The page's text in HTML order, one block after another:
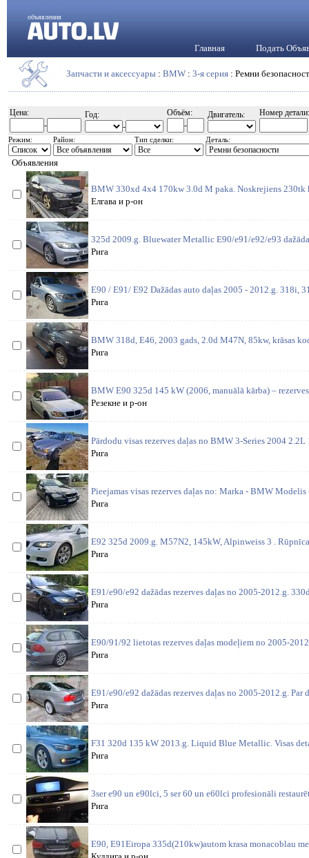
объявления
Главная Подать
Запчасти и аксессуары : BMW : 3-я серия : Ремни
Цена:
-
Год:
-
Объём:
-
Двигатель: Номер детали:
Режим: Район: Тип сделки: Деталь:
Объявления
BMW 330xd 4x4 170kw 3.0d M paka. Noskrejiens 230tk
Елгава и р-он
325d 2009.g. Bluewater Metallic E90/e91/e92/e93
Рига
E90 / E91/ E92 Dažādas auto daļas 2005 - 2012.g. 318i,
Рига
BMW 318d, E46, 2003 gads, 2.0d M47N, 85kw, krāsas
Рига
BMW E90 325d 145 kW (2006, manuālā kārba) –
Резекне и р-он
Pārdodu visas rezerves daļas no BMW 3-Series 2004
Рига
Pieejamas visas rezerves daļas no: Marka - BMW Modelis
Рига
E92 325d 2009.g. M57N2, 145kW, Alpinweiss 3 .
Рига
E91/e90/e92 dažādas rezerves daļas no 2005-2012.g.
Рига
E90/91/92 lietotas rezerves daļas modeļiem no 2005-
Рига
E91/e90/e92 dažādas rezerves daļas no 2005-2012.g. Par
Рига
F31 320d 135 kW 2013.g. Liquid Blue Metallic. Visas
Рига
3ser e90 un e90lci, 5 ser 60 un e60lci profesionāli
Рига
E90, E91Eiropa 335d(210kw)autom krasa monacoblau